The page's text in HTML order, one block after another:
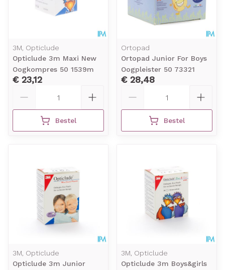
3M, Opticlude
Opticlude 3m Maxi New
Oogkompres 50 1539m
€ 23,12
Bestel
Ortopad
Ortopad Junior For Boys
Oogpleister 50 73321
€ 28,48
Bestel
3M, Opticlude
Opticlude 3m Junior
3M, Opticlude
Opticlude 3m Boys&girls